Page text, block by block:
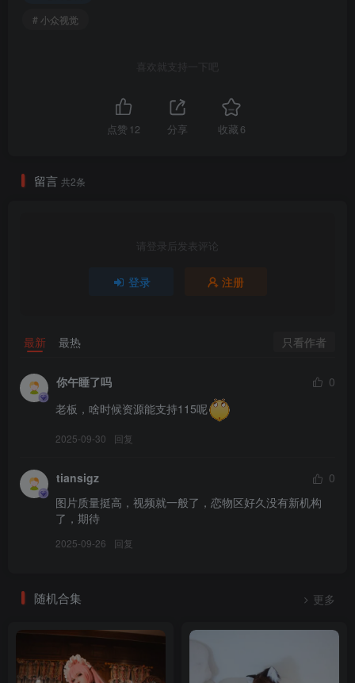
小众视觉_No.006_嘤嘤
__0082
# 小众视觉
喜欢就支持一下吧
点赞 12 分享 收藏 6
留言 共2条
请登录后发表评论
登录 注册
最新 最热 只看作者
你午睡了吗
0
老板，啥时候资源能支持115呢
2025-09-30 回复
tiansigz
0
图片质量挺高，视频就一般了，恋物区好久没有新机构
了，期待
2025-09-26 回复
随机合集 更多